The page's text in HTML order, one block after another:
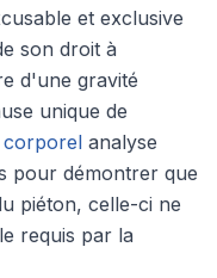
et exclusive
son droit à
d'une gravité
unique de
corporel analyse
pour démontrer que
piéton, celle-ci ne
requis par la